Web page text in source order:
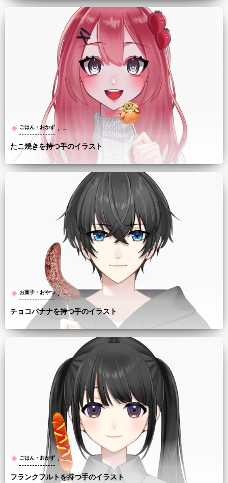
ごはん・おかず , …
たこ焼きを持つ手のイラスト
お菓子・おやつ , …
チョコバナナを持つ手のイラスト
ごはん・おかず , …
フランクフルトを持つ手のイラスト